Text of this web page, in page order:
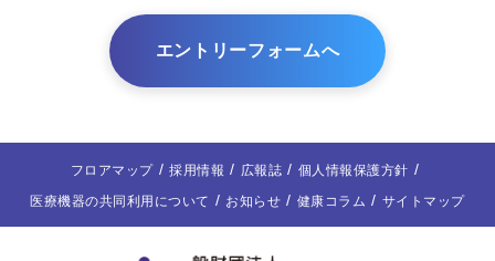
エントリーフォームへ
フロアマップ 採用情報 広報誌
個人情報保護方針
医療機器の共同利用について
お知らせ 健康コラム サイトマップ